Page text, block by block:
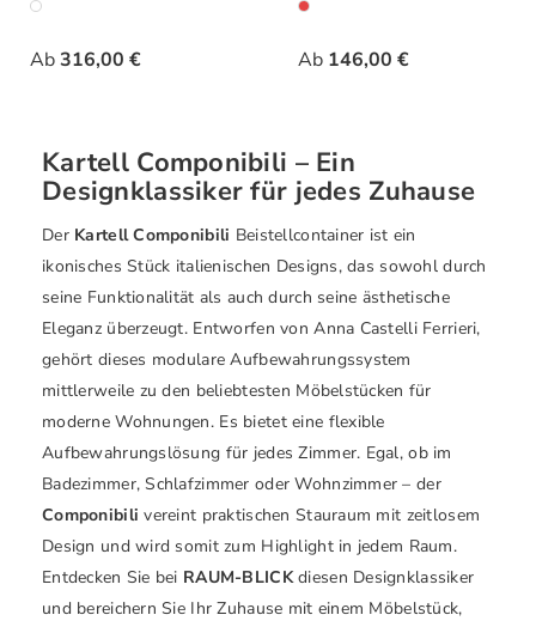
Ab316,00 €
Farbe
Ab 146,00 €
Ausführung
Kartell Componibili – Ein
Designklassiker für jedes Zuhause
Der Kartell Componibili Beistellcontainer ist ein
ikonisches Stück italienischen Designs, das sowohl durch
seine Funktionalität als auch durch seine ästhetische
Eleganz überzeugt. Entworfen von Anna Castelli Ferrieri,
gehört dieses modulare Aufbewahrungssystem
mittlerweile zu den beliebtesten Möbelstücken für
moderne Wohnungen. Es bietet eine flexible
Aufbewahrungslösung für jedes Zimmer. Egal, ob im
Badezimmer, Schlafzimmer oder Wohnzimmer – der
Componibili vereint praktischen Stauraum mit zeitlosem
Design und wird somit zum Highlight in jedem Raum.
Entdecken Sie bei RAUM-BLICKdiesen Designklassiker
und bereichern Sie Ihr Zuhause mit einem Möbelstück,